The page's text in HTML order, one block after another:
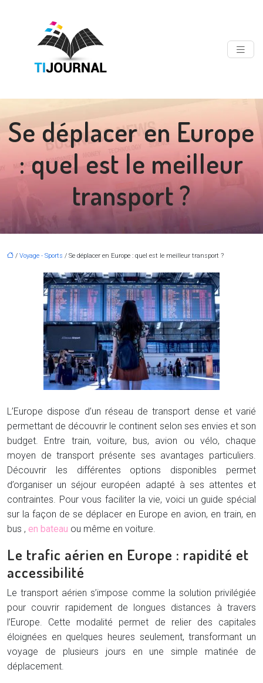
Se déplacer en Europe
: quel est le meilleur
transport ?
/ Voyage - Sports / Se déplacer en Europe : quel est le meilleur transport ?
L’Europe dispose d’un réseau de transport dense et varié
permettant de découvrir le continent selon ses envies et son
budget. Entre train, voiture, bus, avion ou vélo, chaque
moyen de transport présente ses avantages particuliers.
Découvrir les différentes options disponibles permet
d’organiser un séjour européen adapté à ses attentes et
contraintes. Pour vous faciliter la vie, voici un guide spécial
sur la façon de se déplacer en Europe en avion, en train, en
bus , en bateau ou même en voiture.
Le trafic aérien en Europe : rapidité et
accessibilité
Le transport aérien s’impose comme la solution privilégiée
pour couvrir rapidement de longues distances à travers
l’Europe. Cette modalité permet de relier des capitales
éloignées en quelques heures seulement, transformant un
voyage de plusieurs jours en une simple matinée de
déplacement.